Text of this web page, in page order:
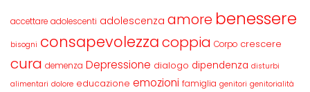
accettare adolescenti adolescenza amore benessere
bisogni consapevolezzacoppia Corpo crescere
cura demenza Depressione dialogo dipendenza disturbi
alimentari dolore educazione emozioni famiglia genitori genitorialità